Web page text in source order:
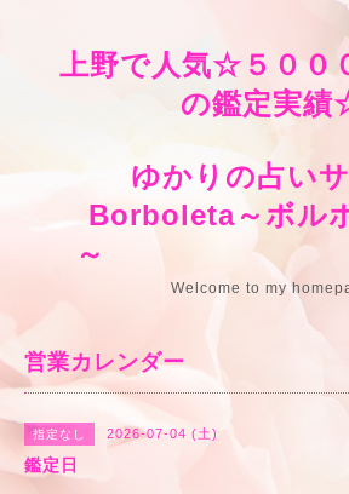
上野で人気☆５００
の鑑定実
ゆかりの占い
Borboleta～ボル
Welcome to my
営業カレンダー
指定なし 2026-07-04 (土)
鑑定日